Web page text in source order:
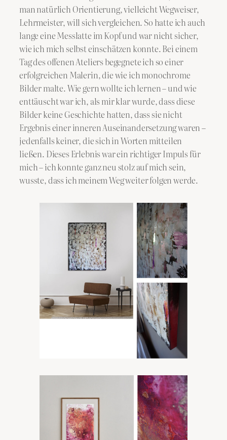
man natürlich Orientierung, vielleicht Wegweiser,
Lehrmeister, will sich vergleichen. So hatte ich auch
lange eine Messlatte im Kopf und war nicht sicher,
wie ich mich selbst einschätzen konnte. Bei einem
Tag des offenen Ateliers begegnete ich so einer
erfolgreichen Malerin, die wie ich monochrome
Bilder malte. Wie gern wollte ich lernen – und wie
enttäuscht war ich, als mir klar wurde, dass diese
Bilder keine Geschichte hatten, dass sie nicht
Ergebnis einer inneren Auseinandersetzung waren –
jedenfalls keiner, die sich in Worten mitteilen
ließen. Dieses Erlebnis war ein richtiger Impuls für
mich – ich konnte ganz neu stolz auf mich sein,
wusste, dass ich meinem Weg weiter folgen werde.